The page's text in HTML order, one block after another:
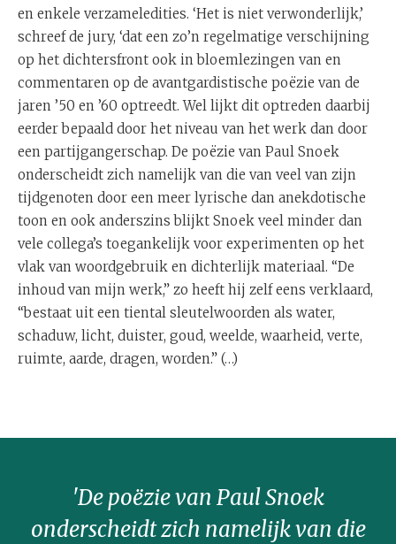
en enkele verzameledities. ‘Het is niet verwonderlijk,’
schreef de jury, ‘dat een zo’n regelmatige verschijning
op het dichtersfront ook in bloemlezingen van en
commentaren op de avantgardistische poëzie van de
jaren ’50 en ’60 optreedt. Wel lijkt dit optreden daarbij
eerder bepaald door het niveau van het werk dan door
een partijgangerschap. De poëzie van Paul Snoek
onderscheidt zich namelijk van die van veel van zijn
tijdgenoten door een meer lyrische dan anekdotische
toon en ook anderszins blijkt Snoek veel minder dan
vele collega’s toegankelijk voor experimenten op het
vlak van woordgebruik en dichterlijk materiaal. “De
inhoud van mijn werk,” zo heeft hij zelf eens verklaard,
“bestaat uit een tiental sleutelwoorden als water,
schaduw, licht, duister, goud, weelde, waarheid, verte,
ruimte, aarde, dragen, worden.” (…)
'De poëzie van Paul Snoek
onderscheidt zich namelijk van die